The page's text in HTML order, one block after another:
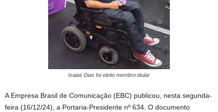
Isaias Dias foi eleito membro titular
A Empresa Brasil de Comunicação (EBC) publicou, nesta segunda-
feira (16/12/24), a Portaria-Presidente nº 634. O documento